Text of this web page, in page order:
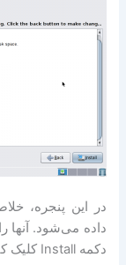
در این پنجره،
داده می‌شود.
دکمه Install کلیک کنید تا مراحل نصب آغاز شود: